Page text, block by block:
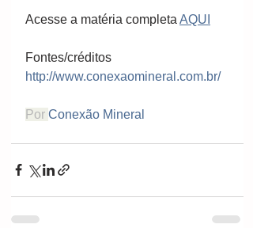
Acesse a matéria completa AQUI
Fontes/créditos
http://www.conexaomineral.com.br/
Por Conexão Mineral